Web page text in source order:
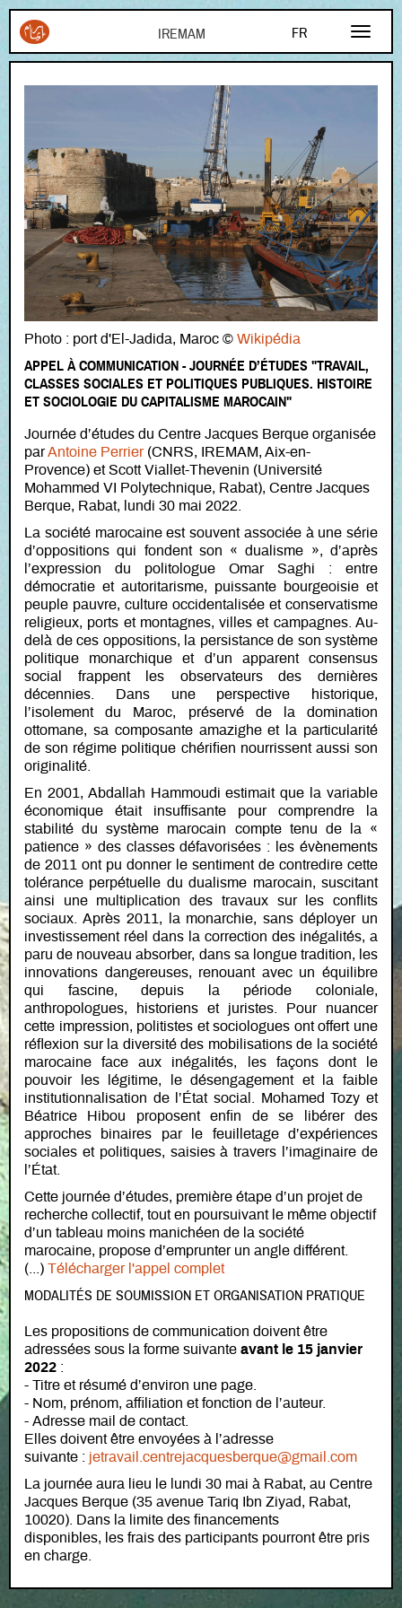
FR
EN
Aller au contenu principal
Photo : port d'El-Jadida, Maroc © Wikipédia
APPEL À COMMUNICATION - JOURNÉE D’ÉTUDES "TRAVAIL,
CLASSES SOCIALES ET POLITIQUES PUBLIQUES. HISTOIRE
ET SOCIOLOGIE DU CAPITALISME MAROCAIN"
Journée d’études du Centre Jacques Berque organisée
parAntoine Perrier (CNRS, IREMAM, Aix-en-
Provence) et Scott Viallet-Thevenin (Université
Mohammed VI Polytechnique, Rabat), Centre Jacques
Berque, Rabat, lundi 30 mai 2022.
La société marocaine est souvent associée à une série
d’oppositions qui fondent son « dualisme », d’après
l’expression du politologue Omar Saghi : entre
démocratie et autoritarisme, puissante bourgeoisie et
peuple pauvre, culture occidentalisée et conservatisme
religieux, ports et montagnes, villes et campagnes. Au-
delà de ces oppositions, la persistance de son système
politique monarchique et d’un apparent consensus
social frappent les observateurs des dernières
décennies. Dans une perspective historique,
l’isolement du Maroc, préservé de la domination
ottomane, sa composante amazighe et la particularité
de son régime politique chérifien nourrissent aussi son
originalité.
En 2001, Abdallah Hammoudi estimait que la variable
économique était insuffisante pour comprendre la
stabilité du système marocain compte tenu de la «
patience » des classes défavorisées : les évènements
de 2011 ont pu donner le sentiment de contredire cette
tolérance perpétuelle du dualisme marocain, suscitant
ainsi une multiplication des travaux sur les conflits
sociaux. Après 2011, la monarchie, sans déployer un
investissement réel dans la correction des inégalités, a
paru de nouveau absorber, dans sa longue tradition, les
innovations dangereuses, renouant avec un équilibre
qui fascine, depuis la période coloniale,
anthropologues, historiens et juristes. Pour nuancer
cette impression, politistes et sociologues ont offert une
réflexion sur la diversité des mobilisations de la société
marocaine face aux inégalités, les façons dont le
pouvoir les légitime, le désengagement et la faible
institutionnalisation de l’État social. Mohamed Tozy et
Béatrice Hibou proposent enfin de se libérer des
approches binaires par le feuilletage d’expériences
sociales et politiques, saisies à travers l’imaginaire de
l’État.
Cette journée d’études, première étape d’un projet de
recherche collectif, tout en poursuivant le même objectif
d’un tableau moins manichéen de la société
marocaine, propose d’emprunter un angle différent.
(...) Télécharger l'appel complet
MODALITÉS DE SOUMISSION ET ORGANISATION PRATIQUE
Les propositions de communication doivent être
adressées sous la forme suivante avant le 15 janvier
2022 :
- Titre et résumé d’environ une page.
- Nom, prénom, affiliation et fonction de l’auteur.
- Adresse mail de contact.
Elles doivent être envoyées à l’adresse
suivante : jetravail.centrejacquesberque@gmail.com
La journée aura lieu le lundi 30 mai à Rabat, au Centre
Jacques Berque (35 avenue Tariq Ibn Ziyad, Rabat,
10020). Dans la limite des financements
disponibles, les frais des participants pourront être pris
en charge.